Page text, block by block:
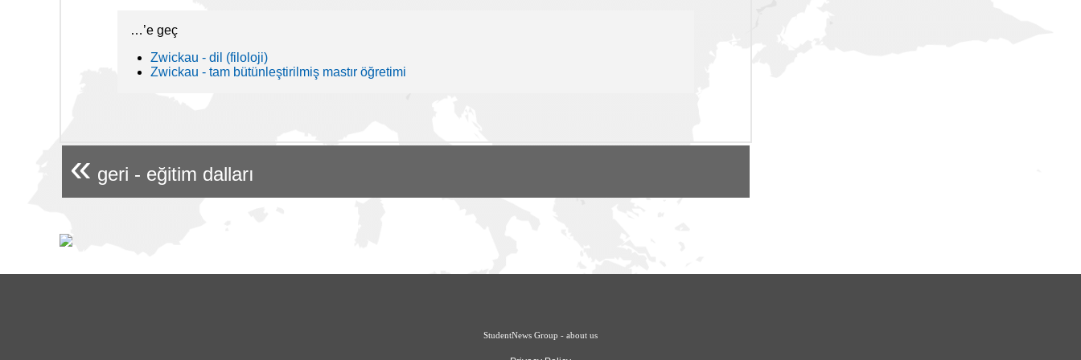
…’e geç
Zwickau - dil (filoloji)
Zwickau - tam bütünleştirilmiş mastır öğretimi
« geri - eğitim dalları
StudentNews Group - about us